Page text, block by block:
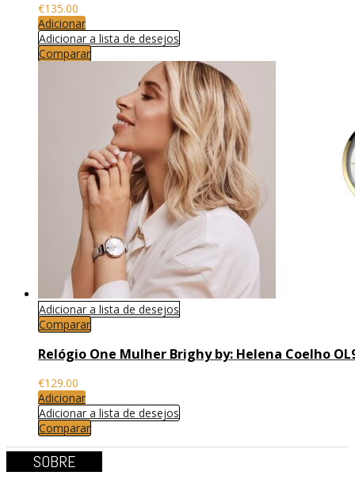
€135.00
Adicionar
Adicionar a lista de desejos
Comparar
Adicionar a lista de desejos
Comparar
Relógio One Mulher Brighy by: Helena Coelho
€129.00
Adicionar
Adicionar a lista de desejos
Comparar
SOBRE